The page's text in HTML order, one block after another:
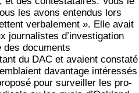
les avons enten­dus lors
ver­ba­le­ment ». Elle avait
jour­na­listes d’in­ves­ti­ga­tion
des docu­ments
du DAC et avaient consta­té
davan­tage inté­res­sés
pour sur­veiller les pro­